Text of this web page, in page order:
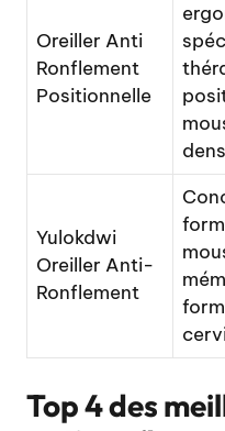
Oreiller Anti
Ronflement
Positionnelle
Yulokdwi
Oreiller Anti-
Ronflement
Top 4 des